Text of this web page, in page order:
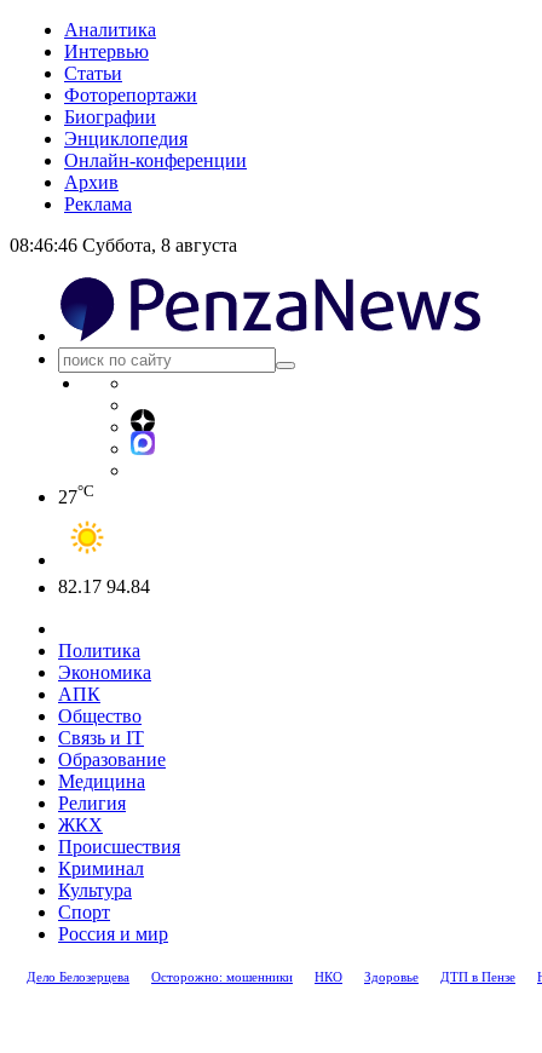
Аналитика
Интервью
Статьи
Фоторепортажи
Биографии
Энциклопедия
Онлайн-конференции
Архив
Реклама
08:46:46 Суббота, 8 августа
27°C
82.17 94.84
Политика
Экономика
АПК
Общество
Связь и IT
Образование
Медицина
Религия
ЖКХ
Происшествия
Криминал
Культура
Спорт
Россия и мир
Дело Белозерцева Осторожно: мошенники НКО Здоровье ДТП в Пензе